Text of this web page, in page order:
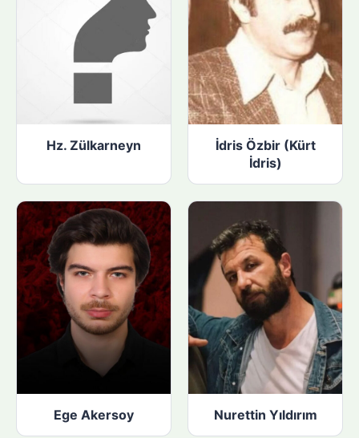
Hz. Zülkarneyn
İdris Özbir (Kürt
İdris)
Ege Akersoy Nurettin Yıldırım